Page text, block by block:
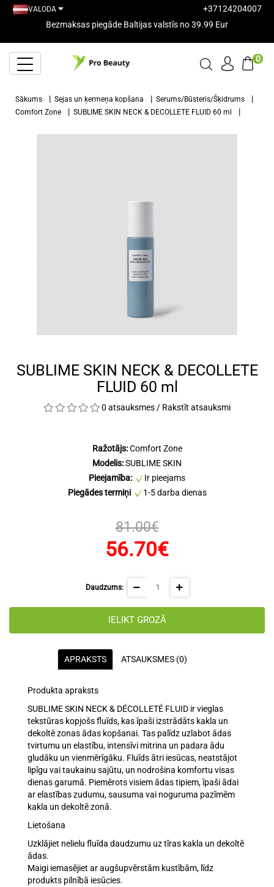
VALODA
+37124204007
Bezmaksas piegāde Baltijas valstīs no 39.99 Eur
0
Sākums Sejas un ķermeņa kopšana
Serums/Būsteris/Šķidrums
Comfort Zone
SUBLIME SKIN NECK & DECOLLETE FLUID 60 ml
SUBLIME SKIN NECK & DECOLLETE
FLUID 60 ml
0 atsauksmes / Rakstīt atsauksmi
Ražotājs:Comfort Zone
Modelis:SUBLIME SKIN
Pieejamība:
Ir pieejams
Piegādes termiņi
1-5 darba dienas
81.00€
56.70€
Daudzums:
IELIKT GROZĀ
APRAKSTS ATSAUKSMES (0)
Produkta apraksts
SUBLIME SKIN NECK & DÉCOLLETÉ FLUID ir vieglas
tekstūras kopjošs fluīds, kas īpaši izstrādāts kakla un
dekoltē zonas ādas kopšanai. Tas palīdz uzlabot ādas
tvirtumu un elastību, intensīvi mitrina un padara ādu
gludāku un vienmērīgāku. Fluīds ātri iesūcas, neatstājot
lipīgu vai taukainu sajūtu, un nodrošina komfortu visas
dienas garumā. Piemērots visiem ādas tipiem, īpaši ādai
ar elastības zudumu, sausuma vai noguruma pazīmēm
kakla un dekoltē zonā.
Lietošana
Uzklājiet nelielu fluīda daudzumu uz tīras kakla un dekoltē
ādas.
Maigi iemasējiet ar augšupvērstām kustībām, līdz
produkts pilnībā iesūcies.